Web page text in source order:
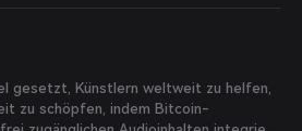
gesetzt, Künstlern weltweit zu helfen,
zu schöpfen, indem Bitcoin-